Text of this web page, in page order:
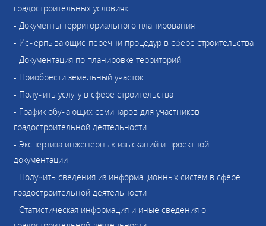
градостроительных условиях
- Документы территориального планирования
- Исчерпывающие перечни процедур в сфере строительства
- Документация по планировке территорий
- Приобрести земельный участок
- Получить услугу в сфере строительства
- График обучающих семинаров для участников
градостроительной деятельности
- Экспертиза инженерных изысканий и проектной
документации
- Получить сведения из информационных систем в сфере
градостроительной деятельности
- Статистическая информация и иные сведения о